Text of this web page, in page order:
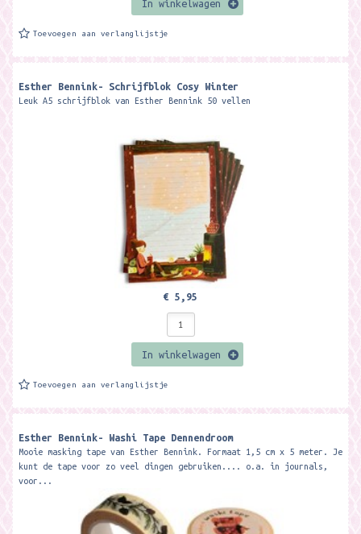
In winkelwagen
Toevoegen aan verlanglijstje
Esther Bennink- Schrijfblok Cosy Winter
Leuk A5 schrijfblok van Esther Bennink 50 vellen
€ 5,95
In winkelwagen
Toevoegen aan verlanglijstje
Esther Bennink- Washi Tape Dennendroom
Mooie masking tape van Esther Bennink. Formaat 1,5 cm x 5 meter. Je
kunt de tape voor zo veel dingen gebruiken.... o.a. in journals,
voor...